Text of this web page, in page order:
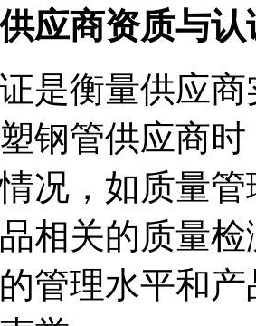
应商资质与认
是衡量供应
钢管供应商
况，如质量
相关的质量
管理水平和